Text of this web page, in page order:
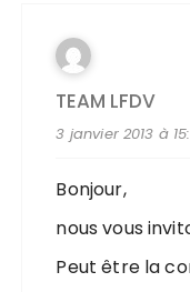
TEAM LFDV
3 janvier 2013 à
Bonjour,
nous vous
Peut être la